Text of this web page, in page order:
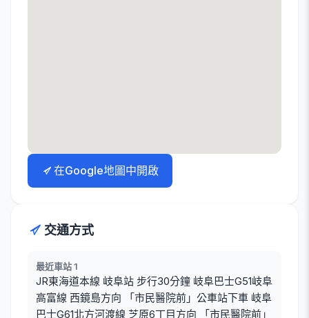
在Google地圖中開啟
交通方式
最近車站 1
JR東海道本線 岐阜站 步行30分鐘 岐阜巴士G51岐阜
高富線 西鏡島方向 「市民醫院前」公車站下車 岐阜
巴士G61北方河渡線 芝原6丁目方向 「市民醫院前」